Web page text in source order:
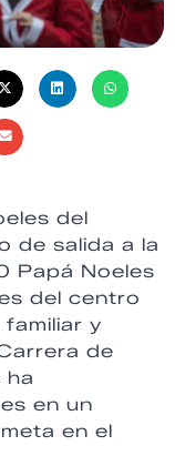
del
de salida a la
Papá Noeles
del centro
y
de
ha
en un
en el